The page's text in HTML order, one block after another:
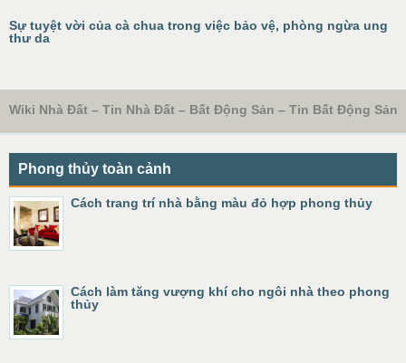
Sự tuyệt vời của cà chua trong việc bảo vệ, phòng ngừa ung
thư da
Wiki Nhà Đất – Tin Nhà Đất – Bất Động Sản – Tin Bất Động Sản
Phong thủy toàn cảnh
Cách trang trí nhà bằng màu đỏ hợp phong thủy
Cách làm tăng vượng khí cho ngôi nhà theo phong
thủy